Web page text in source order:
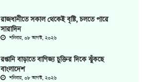
রাজধানীতে সকাল থেকেই বৃষ্টি, চলতে পারে
সারাদিন
শনিবার, ০৮ আগস্ট, ২০২৬
রপ্তানি বাড়াতে বাণিজ্য চুক্তির দিকে ঝুঁকছে
বাংলাদেশ
শনিবার, ০৮ আগস্ট, ২০২৬